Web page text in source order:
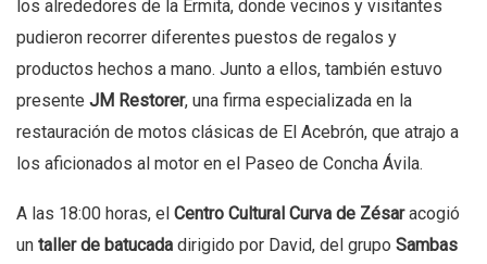
los alrededores de la Ermita, donde vecinos y visitantes
pudieron recorrer diferentes puestos de regalos y
productos hechos a mano. Junto a ellos, también estuvo
presente JM Restorer, una firma especializada en la
restauración de motos clásicas de El Acebrón, que atrajo a
los aficionados al motor en el Paseo de Concha Ávila.
A las 18:00 horas, el Centro Cultural Curva de Zésaracogió
un taller de batucada dirigido por David, del grupo Sambas